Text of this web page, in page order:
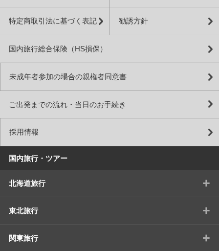
特定商取引法に基づく表記 勧誘方針
国内旅行総合保険（HS損保）
未成年者参加の場合の親権者同意書
ご出発までの流れ・当日のお手続き
採用情報
国内旅行・ツアー
北海道旅行 +
東北旅行 +
関東旅行 +